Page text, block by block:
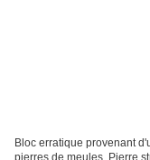
Bloc erratique provenant